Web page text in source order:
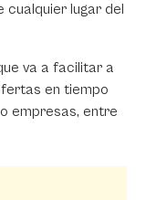
lugar del
va a facilitar a
en tiempo
empresas, entre